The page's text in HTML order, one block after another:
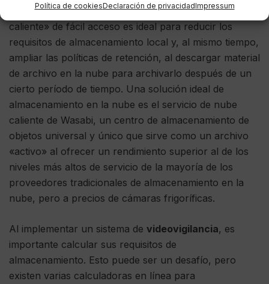
Política de cookiesDeclaración de privacidadImpressum
capacidad de su disco. El almacenamiento en «nube
caliente» de fácil acceso es ideal para reducir los
requisitos de almacenamiento local y, al mismo tiempo,
ampliar las políticas de retención, al descargar material
de archivo en la nube para archivarlo después de un
cierto período de tiempo. Una solución ideal de
almacenamiento en la nube es el servicio de nube
caliente de Wasabi, un centro de almacenamiento de
objetos universal y único que sirve como un archivo
«activo» al ofrecer un rendimiento superior al de los
niveles más altos de servicio de la mayoría de los
proveedores tradicionales de almacenamiento en la
nube, pero a precios de cámaras frigoríficas.
Al implementar un sistema de videovigilancia, es
importante calcular sus requisitos de
almacenamiento. Esto puede ser un desafío, pero
existen varias calculadoras en línea para